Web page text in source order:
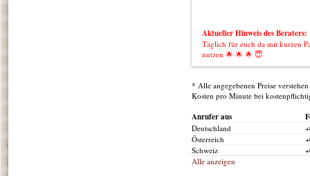
Aktueller Hinweis des Beraters:
Täglich für euch da mit kurzen
nutzen 🌟 🌟 🌟 😇
* Alle angegebenen Preise
Kosten pro Minute bei
Anrufer aus
Deutschland
Österreich
Schweiz
Alle anzeigen